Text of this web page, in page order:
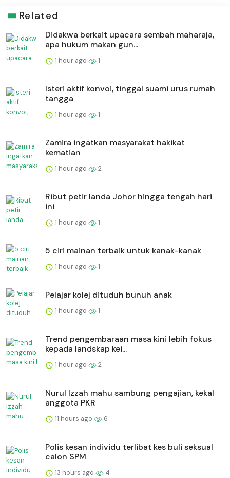
Related
Didakwa berkait upacara sembah maharaja,
apa hukum makan gun...
1 hour ago 1
Isteri aktif konvoi, tinggal suami urus rumah
tangga
1 hour ago 1
Zamira ingatkan masyarakat hakikat
kematian
1 hour ago 2
Ribut petir landa Johor hingga tengah hari
ini
1 hour ago 1
5 ciri mainan terbaik untuk kanak-kanak
1 hour ago 1
Pelajar kolej dituduh bunuh anak
1 hour ago 1
Trend pengembaraan masa kini lebih fokus
kepada landskap kei...
1 hour ago 2
Nurul Izzah mahu sambung pengajian, kekal
anggota PKR
11 hours ago 6
Polis kesan individu terlibat kes buli seksual
calon SPM
13 hours ago 4